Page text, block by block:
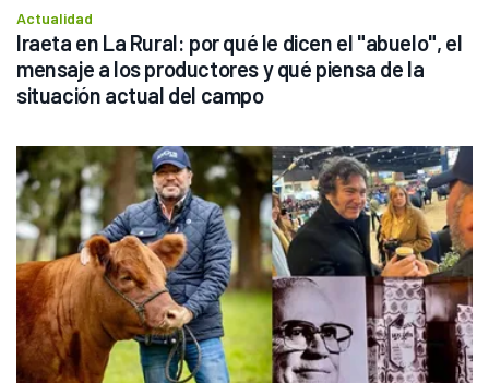
Actualidad
Iraeta en La Rural: por qué le dicen el "abuelo", el
mensaje a los productores y qué piensa de la
situación actual del campo